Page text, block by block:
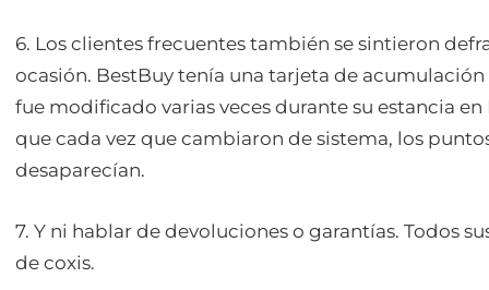
6. Los clientes frecuentes también se sintieron
ocasión. BestBuy tenía una tarjeta de
fue modificado varias veces durante su estancia
que cada vez que cambiaron de sistema, los
desaparecían.
7. Y ni hablar de devoluciones o garantías. Todos
de coxis.